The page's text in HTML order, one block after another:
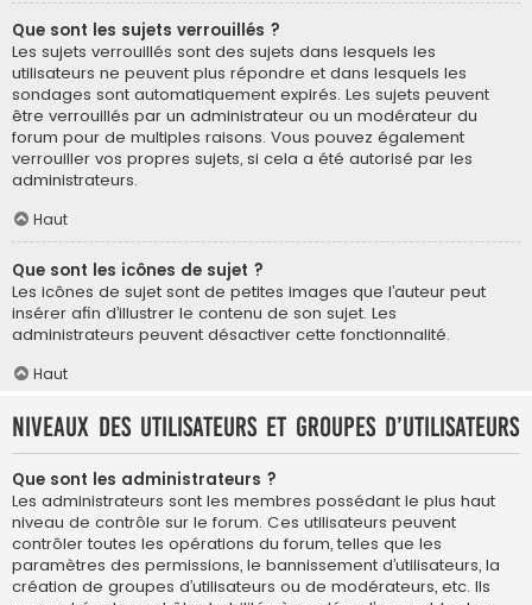
Que sont les sujets verrouillés ?
Les sujets verrouillés sont des sujets dans lesquels les
utilisateurs ne peuvent plus répondre et dans lesquels les
sondages sont automatiquement expirés. Les sujets peuvent
être verrouillés par un administrateur ou un modérateur du
forum pour de multiples raisons. Vous pouvez également
verrouiller vos propres sujets, si cela a été autorisé par les
administrateurs.
Haut
Que sont les icônes de sujet ?
Les icônes de sujet sont de petites images que l’auteur peut
insérer afin d’illustrer le contenu de son sujet. Les
administrateurs peuvent désactiver cette fonctionnalité.
Haut
Niveaux des utilisateurs et groupes d’utilisateurs
Que sont les administrateurs ?
Les administrateurs sont les membres possédant le plus haut
niveau de contrôle sur le forum. Ces utilisateurs peuvent
contrôler toutes les opérations du forum, telles que les
paramètres des permissions, le bannissement d’utilisateurs, la
création de groupes d’utilisateurs ou de modérateurs, etc. Ils